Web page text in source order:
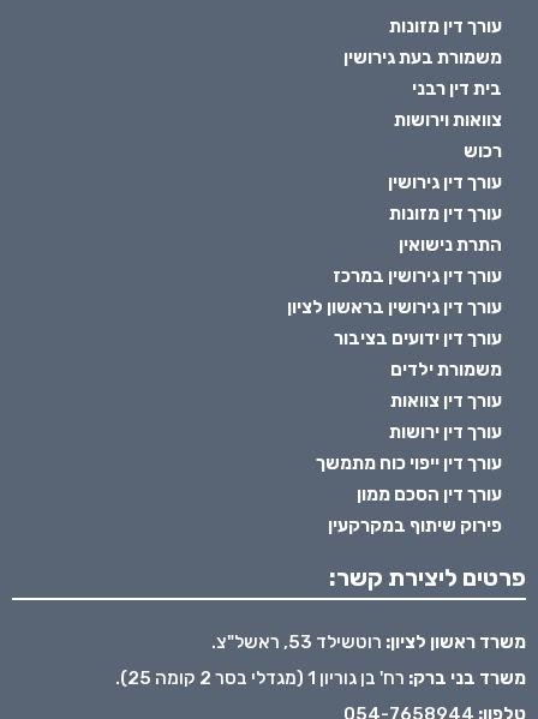
עורך דין מזונות
משמורת בעת גירושין
בית דין רבני
צוואות וירושות
רכוש
עורך דין גירושין
עורך דין מזונות
התרת נישואין
עורך דין גירושין במרכז
עורך דין גירושין בראשון לציון
עורך דין ידועים בציבור
משמורת ילדים
עורך דין צוואות
עורך דין ירושות
עורך דין ייפוי כוח מתמשך
עורך דין הסכם ממון
פירוק שיתוף במקרקעין
פרטים ליצירת קשר:
משרד ראשון לציון: רוטשילד 53, ראשל"צ.
משרד בני ברק: רח' בן גוריון 1 (מגדלי בסר 2 קומה 25).
טלפון: 054-7658944